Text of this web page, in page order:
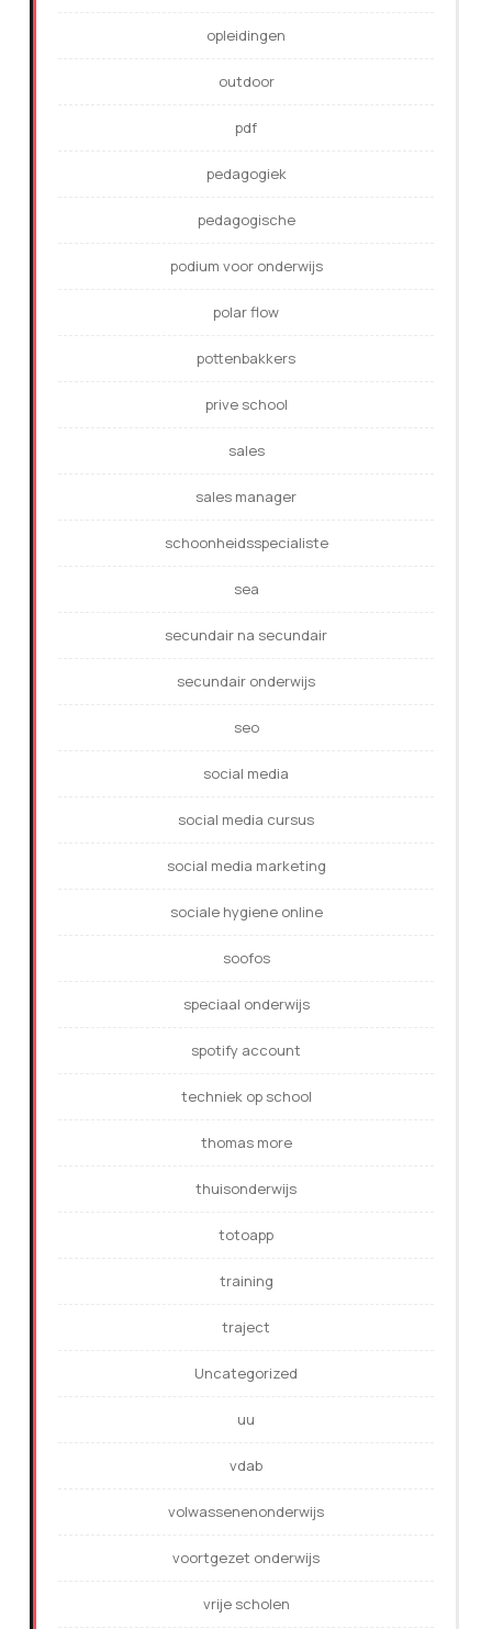
opleidingen
outdoor
pdf
pedagogiek
pedagogische
podium voor onderwijs
polar flow
pottenbakkers
prive school
sales
sales manager
schoonheidsspecialiste
sea
secundair na secundair
secundair onderwijs
seo
social media
social media cursus
social media marketing
sociale hygiene online
soofos
speciaal onderwijs
spotify account
techniek op school
thomas more
thuisonderwijs
totoapp
training
traject
Uncategorized
uu
vdab
volwassenenonderwijs
voortgezet onderwijs
vrije scholen